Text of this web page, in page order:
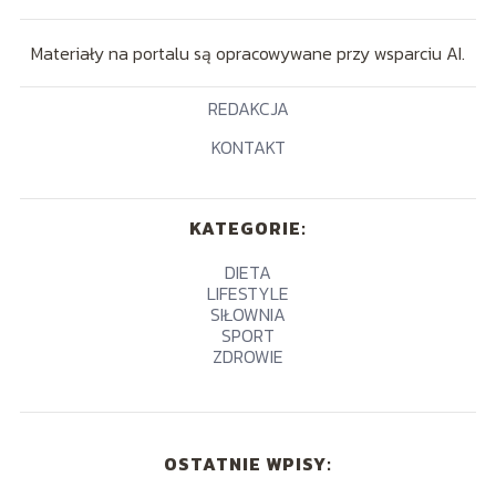
Materiały na portalu są opracowywane przy wsparciu AI.
REDAKCJA
KONTAKT
KATEGORIE:
DIETA
LIFESTYLE
SIŁOWNIA
SPORT
ZDROWIE
OSTATNIE WPISY: